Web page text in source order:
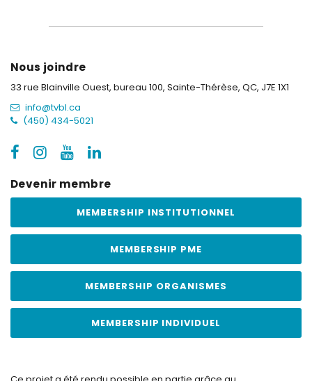
Nous joindre
33 rue Blainville Ouest, bureau 100, Sainte-Thérèse, QC, J7E 1X1
info@tvbl.ca
(450) 434-5021
Devenir membre
MEMBERSHIP INSTITUTIONNEL
MEMBERSHIP PME
MEMBERSHIP ORGANISMES
MEMBERSHIP INDIVIDUEL